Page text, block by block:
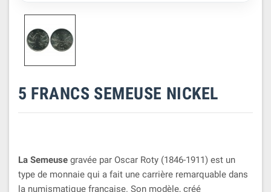
5 FRANCS SEMEUSE NICKEL
La Semeuse gravée par Oscar Roty (1846-1911) est un
type de monnaie qui a fait une carrière remarquable dans
la numismatique française. Son modèle, créé